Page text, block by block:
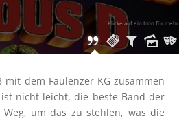
Klicke auf ein Icon für mehr
dem Faulenzer KG zusammen
nicht leicht, die beste Band der
um das zu stehlen, was die